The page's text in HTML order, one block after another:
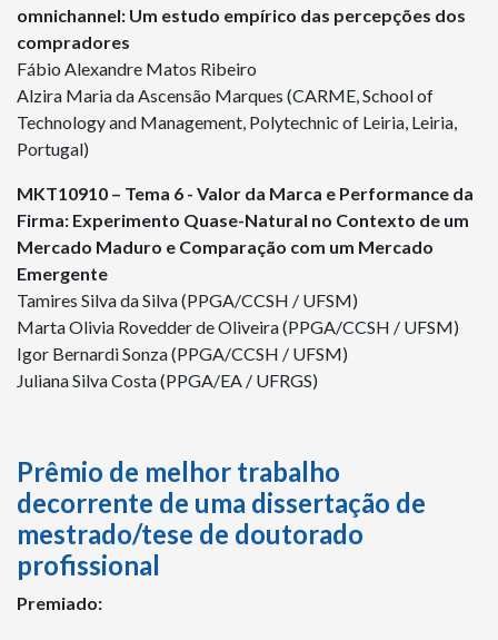
omnichannel: Um estudo empírico das percepções dos
compradores
Fábio Alexandre Matos Ribeiro
Alzira Maria da Ascensão Marques (CARME, School of
Technology and Management, Polytechnic of Leiria, Leiria,
Portugal)
MKT10910 – Tema 6 - Valor da Marca e Performance da
Firma: Experimento Quase-Natural no Contexto de um
Mercado Maduro e Comparação com um Mercado
Emergente
Tamires Silva da Silva (PPGA/CCSH / UFSM)
Marta Olivia Rovedder de Oliveira (PPGA/CCSH / UFSM)
Igor Bernardi Sonza (PPGA/CCSH / UFSM)
Juliana Silva Costa (PPGA/EA / UFRGS)
Prêmio de melhor trabalho
decorrente de uma dissertação de
mestrado/tese de doutorado
profissional
Premiado: